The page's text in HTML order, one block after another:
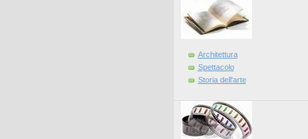
Architettura
Spettacolo
Storia dell'arte